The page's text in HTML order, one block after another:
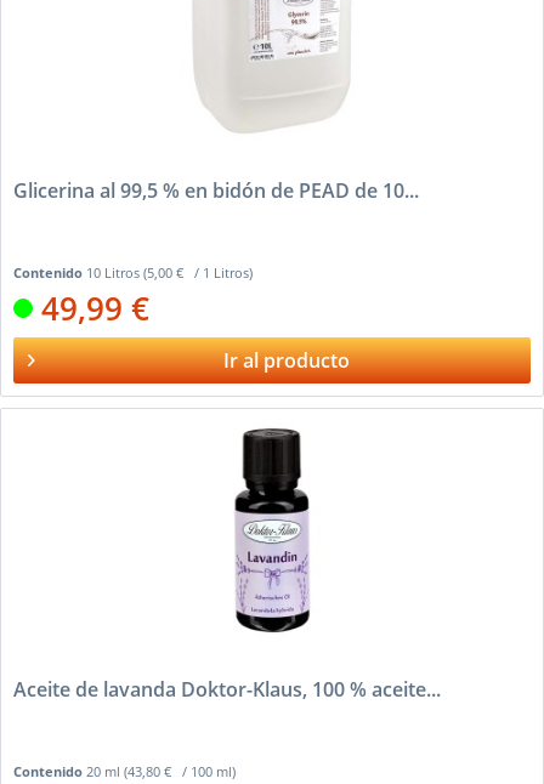
Glicerina al 99,5 % en bidón de PEAD de 10...
Contenido 10 Litros(5,00 € / 1 Litros)
49,99 €
Ir al producto
Aceite de lavanda Doktor-Klaus, 100 % aceite...
Contenido20 ml(43,80 € / 100 ml)